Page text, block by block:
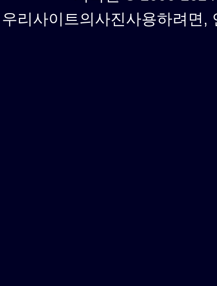
우리사이트의사진사용하려면,